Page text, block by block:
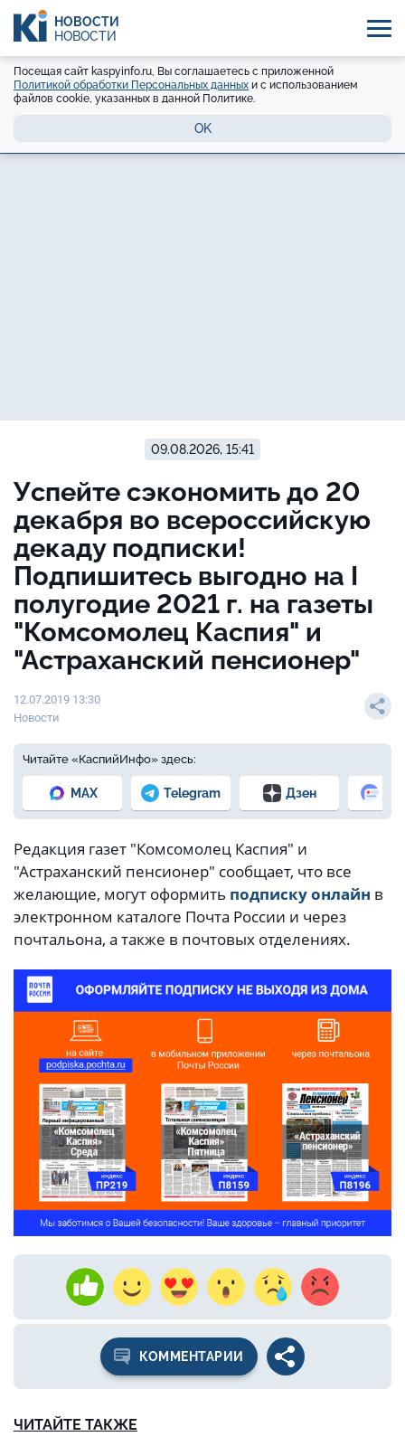
НОВОСТИ
НОВОСТИ
Посещая сайт kaspyinfo.ru, Вы соглашаетесь с приложенной
Политикой обработки Персональных данных и с использованием
файлов cookie, указанных в данной Политике.
OK
09.08.2026, 15:41
Успейте сэкономить до 20
декабря во всероссийскую
декаду подписки!
Подпишитесь выгодно на I
полугодие 2021 г. на газеты
"Комсомолец Каспия" и
"Астраханский пенсионер"
12.07.2019 13:30
Новости
Читайте «КаспийИнфо» здесь:
MAX Telegram Дзен
Редакция газет "Комсомолец Каспия" и
"Астраханский пенсионер" сообщает, что все
желающие, могут оформить подписку онлайн в
электронном каталоге Почта России и через
почтальона, а также в почтовых отделениях.
КОММЕНТАРИИ
ЧИТАЙТЕ ТАКЖЕ